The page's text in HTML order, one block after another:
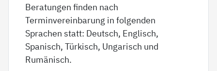
Beratungen finden nach
Terminvereinbarung in folgenden
Sprachen statt: Deutsch, Englisch,
Spanisch, Türkisch, Ungarisch und
Rumänisch.